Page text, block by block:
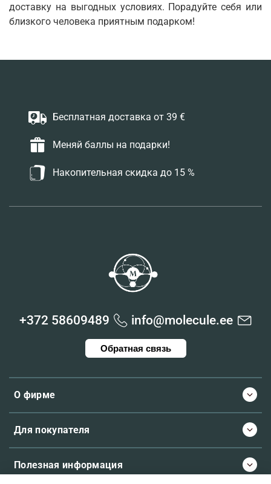
доставку на выгодных условиях. Порадуйте себя или
близкого человека приятным подарком!
Бесплатная доставка от 39 €
Меняй баллы на подарки!
Накопительная скидка до 15 %
О фирме
Для покупателя
Полезная информация
+372 58609489 info@molecule.ee
Обратная связь